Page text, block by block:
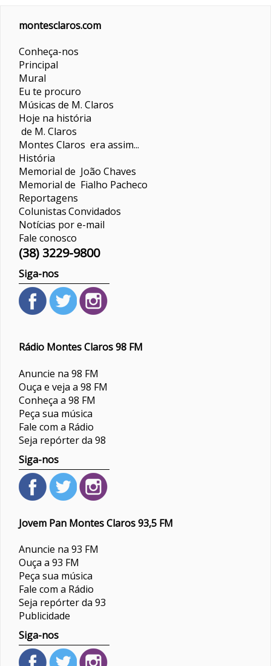
montesclaros.com
Conheça-nos
Principal
Mural
Eu te procuro
Músicas de M. Claros
Hoje na história
de M. Claros
Montes Claros era assim...
História
Memorial de João Chaves
Memorial de Fialho Pacheco
Reportagens
ColunistasConvidados
Notícias por e-mail
Fale conosco
(38) 3229-9800
Siga-nos
Rádio Montes Claros 98 FM
Anuncie na 98 FM
Ouça e veja a 98 FM
Conheça a 98 FM
Peça sua música
Fale com a Rádio
Seja repórter da 98
Siga-nos
Jovem Pan Montes Claros 93,5 FM
Anuncie na 93 FM
Ouça a 93 FM
Peça sua música
Fale com a Rádio
Seja repórter da 93
Publicidade
Siga-nos